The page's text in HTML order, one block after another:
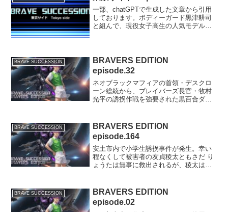
反撃の機会を伺う。※ch...
一部、chatGPTで生成した文章から引用
しております。ボディーガード黒津耕司
と組んで、現役女子高生の人気モデル琴
に問いかけた。「光...
BRAVE SUCCESSION
BRAVERS EDITION
episode.32
ネオブラックマフィアの首領・デスクロ
ーン総統から、ブレイバーズ長官・牧村
光平の誘拐作戦を強要された黒百合ダー
週末に光平が休暇を取り沢渡優香や錦織
佳代と一緒にピクニックに...
BRAVE SUCCESSION
BRAVERS EDITION
episode.164
安土市内で小学生誘拐事件が発生。幸い
程なくして被害者の友貞稜太ともさだ り
ょうたは無事に救出されるが、稜太は自
を目撃していた。稜太から相談を受けた
親友の稲垣健斗いなが...
BRAVE SUCCESSION
BRAVERS EDITION
episode.02